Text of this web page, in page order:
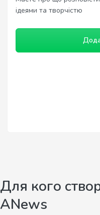
ідеями та творчістю
Для кого
ANews